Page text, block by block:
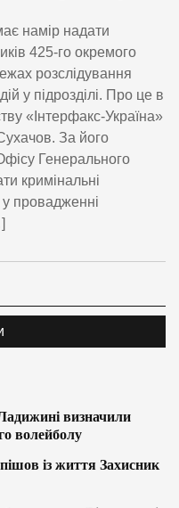
намір надати
425-го окремого
розслідування
у підрозділі. Про це в
«Інтерфакс-Україна»
За його
Генерального
кримінальні
провадженні
визначили
волейболу
із життя Захисник